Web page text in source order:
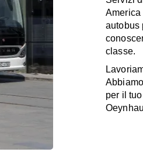
America
autobus
classe.
per il